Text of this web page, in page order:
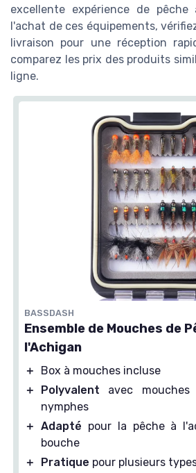
excellente expérience de
l'achat de ces équipements,
livraison pour une réception
comparez les prix des produits
ligne.
BASSDASH
Ensemble de Mouches de
l'Achigan
＋
Box à mouches incluse
＋
Polyvalent avec mouches
nymphes
＋ Adapté pour la pêche à
bouche
＋
Pratique pour plusieurs